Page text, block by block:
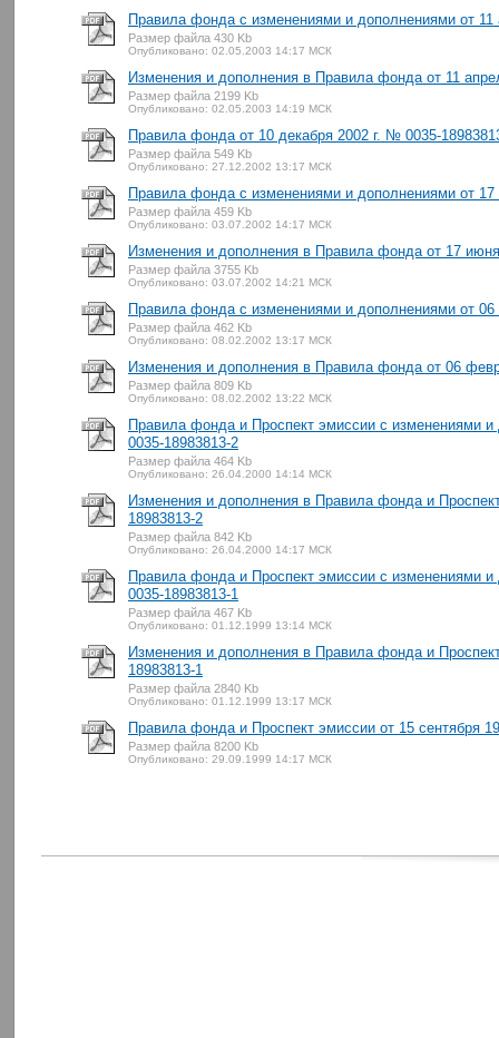
Правила фонда с изменениями и дополнениями от
Размер файла 430 Kb
Опубликовано: 02.05.2003 14:17 МСК
Изменения и дополнения в Правила фонда от 11
Размер файла 2199 Kb
Опубликовано: 02.05.2003 14:19 МСК
Правила фонда от 10 декабря 2002 г. № 0035-
Размер файла 549 Kb
Опубликовано: 27.12.2002 13:17 МСК
Правила фонда с изменениями и дополнениями от
Размер файла 459 Kb
Опубликовано: 03.07.2002 14:17 МСК
Изменения и дополнения в Правила фонда от 17
Размер файла 3755 Kb
Опубликовано: 03.07.2002 14:21 МСК
Правила фонда с изменениями и дополнениями от
Размер файла 462 Kb
Опубликовано: 08.02.2002 13:17 МСК
Изменения и дополнения в Правила фонда от 06
Размер файла 809 Kb
Опубликовано: 08.02.2002 13:22 МСК
Правила фонда и Проспект эмиссии с изменениями
0035-18983813-2
Размер файла 464 Kb
Опубликовано: 26.04.2000 14:14 МСК
Изменения и дополнения в Правила фонда и
18983813-2
Размер файла 842 Kb
Опубликовано: 26.04.2000 14:17 МСК
Правила фонда и Проспект эмиссии с изменениями
0035-18983813-1
Размер файла 467 Kb
Опубликовано: 01.12.1999 13:14 МСК
Изменения и дополнения в Правила фонда и
18983813-1
Размер файла 2840 Kb
Опубликовано: 01.12.1999 13:17 МСК
Правила фонда и Проспект эмиссии от 15 сентября
Размер файла 8200 Kb
Опубликовано: 29.09.1999 14:17 МСК